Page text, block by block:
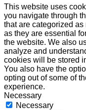
This website uses
you navigate through
that are categorized
as they are essential
the website. We also
analyze and
cookies will be stored
You also have the
opting out of some of
experience.
Necessary
Necessary